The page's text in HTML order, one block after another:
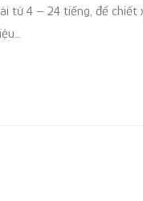
từ 4 – 24 tiếng, để